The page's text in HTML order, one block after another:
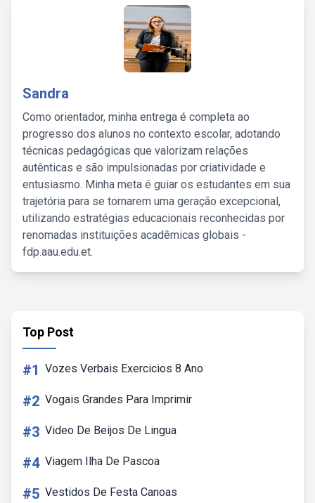
Sandra
Como orientador, minha entrega é completa ao
progresso dos alunos no contexto escolar, adotando
técnicas pedagógicas que valorizam relações
autênticas e são impulsionadas por criatividade e
entusiasmo. Minha meta é guiar os estudantes em sua
trajetória para se tornarem uma geração excepcional,
utilizando estratégias educacionais reconhecidas por
renomadas instituições acadêmicas globais -
fdp.aau.edu.et.
Top Post
#1 Vozes Verbais Exercicios 8 Ano
#2 Vogais Grandes Para Imprimir
#3 Video De Beijos De Lingua
#4 Viagem Ilha De Pascoa
#5 Vestidos De Festa Canoas